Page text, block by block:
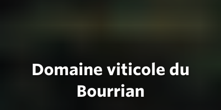
Domaine viticole du
Bourrian